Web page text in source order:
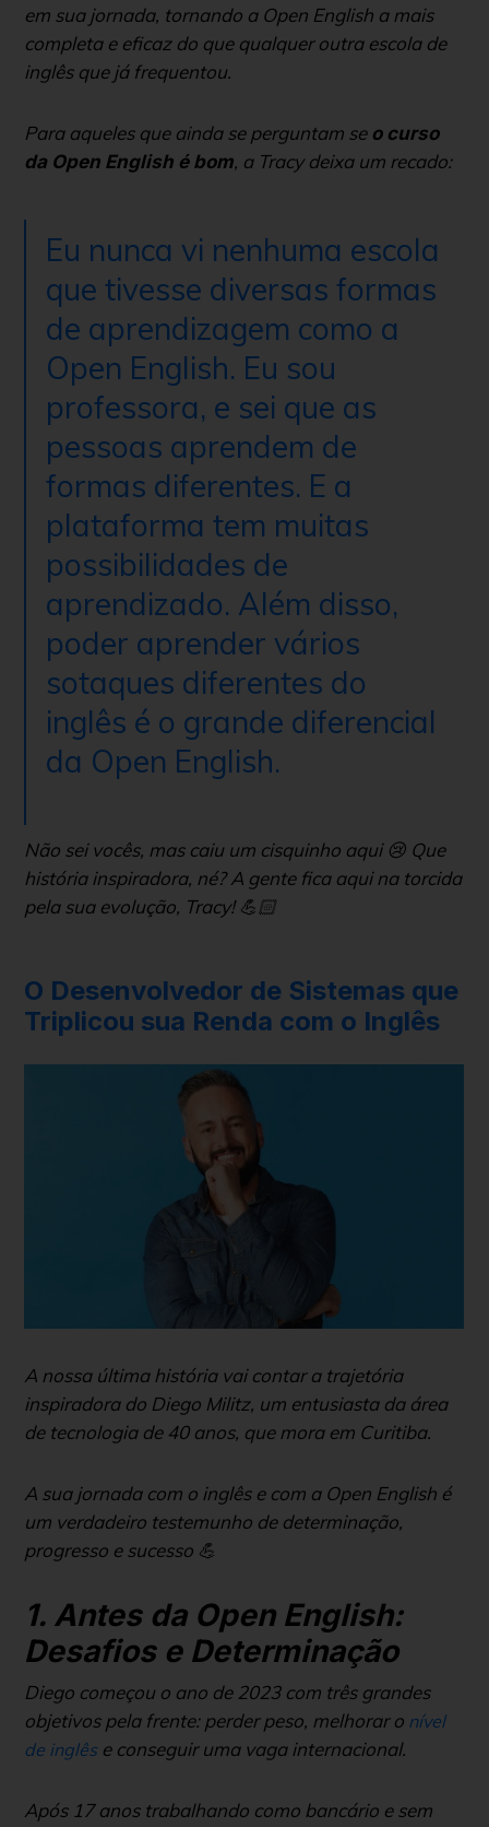
em sua jornada, tornando a Open English a mais
completa e eficaz do que qualquer outra escola de
inglês que já frequentou.
Para aqueles que ainda se perguntam se o curso
da Open English é bom, a Tracy deixa um recado:
Eu nunca vi nenhuma escola
que tivesse diversas formas
de aprendizagem como a
Open English. Eu sou
professora, e sei que as
pessoas aprendem de
formas diferentes. E a
plataforma tem muitas
possibilidades de
aprendizado. Além disso,
poder aprender vários
sotaques diferentes do
inglês é o grande diferencial
da Open English.
Não sei vocês, mas caiu um cisquinho aqui 😢 Que
história inspiradora, né? A gente fica aqui na torcida
pela sua evolução, Tracy! 💪🏻
O Desenvolvedor de Sistemas que
Triplicou sua Renda com o Inglês
A nossa última história vai contar a trajetória
inspiradora do Diego Militz, um entusiasta da área
de tecnologia de 40 anos, que mora em Curitiba.
A sua jornada com o inglês e com a Open English é
um verdadeiro testemunho de determinação,
progresso e sucesso 💪
1. Antes da Open English:
Desafios e Determinação
Diego começou o ano de 2023 com três grandes
objetivos pela frente: perder peso, melhorar o nível
de inglês e conseguir uma vaga internacional.
Após 17 anos trabalhando como bancário e sem